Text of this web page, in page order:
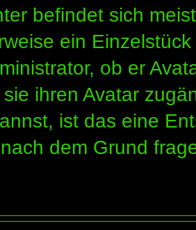
befindet sich
ein
ob er
ihren Avatar
ist das eine
dem Grund